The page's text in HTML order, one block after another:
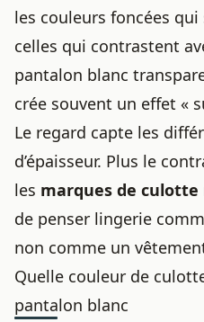
les couleurs foncées
celles qui contrastent
pantalon blanc
crée souvent un effet «
Le regard capte les
d’épaisseur. Plus le
les marques de culotte
de penser lingerie
non comme un
Quelle couleur de
pantalon blanc